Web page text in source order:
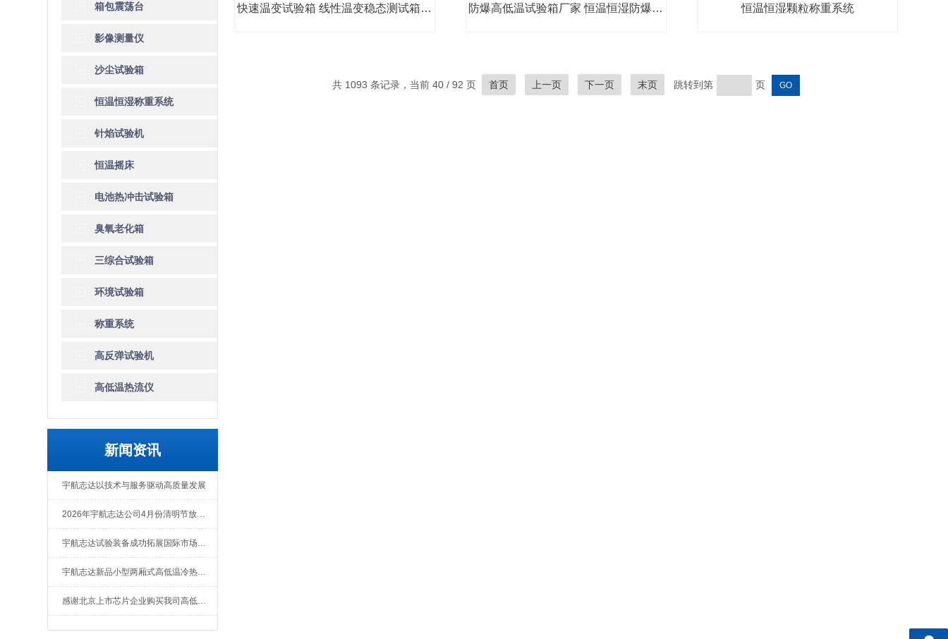
箱包震荡台
影像测量仪
沙尘试验箱
恒温恒湿称重系统
针焰试验机
恒温摇床
电池热冲击试验箱
臭氧老化箱
三综合试验箱
环境试验箱
称重系统
高反弹试验机
高低温热流仪
新闻资讯
宇航志达以技术与服务驱动高质量发展
2026年宇航志达公司4月份清明节放假通知
宇航志达试验装备成功拓展国际市场出口肯尼亚
宇航志达新品小型两厢式高低温冷热冲击试验箱
感谢北京上市芯片企业购买我司高低温冲击热流仪
快速温变试验箱 线性温变稳态测试箱厂家 防爆高低温试验箱厂家 恒温恒湿防爆测试箱 恒温恒湿颗粒称重系统
共 1093 条记录，当前 40 / 92 页 首页 上一页 下一页 末页 跳转到第 页